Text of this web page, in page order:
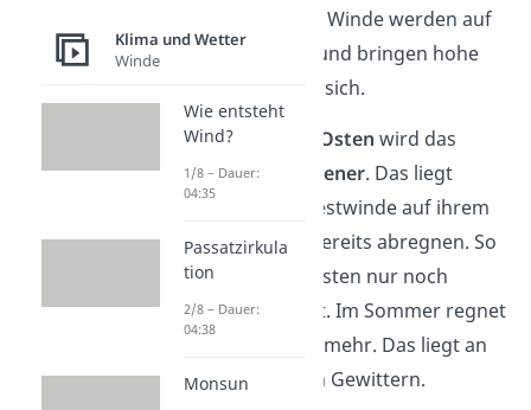
Westwinde ab. Die Winde werden auf
ihrem Weg warm und bringen hohe
Temperaturen mit sich.
VonWesten nach Ostenwird das
Klima immer
trockener. Das liegt
daran, dass die Westwinde auf ihrem
Weg nach Osten bereits abregnen. So
bringen sie dem Osten nur noch
wenig Feuchtigkeit. Im Sommer regnet
es dennoch etwas mehr. Das liegt an
den zunehmenden Gewittern.
Klima und Wetter
Winde
Wie entsteht
Wind?
1/8 – Dauer:
04:35
Passatzirkula
tion
2/8 – Dauer:
04:38
Monsun